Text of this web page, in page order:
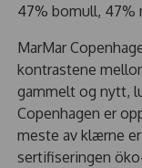
47% bomull, 47%
MarMar
kontrastene
gammelt og nytt,
Copenhagen er
meste av klærne
sertifiseringen